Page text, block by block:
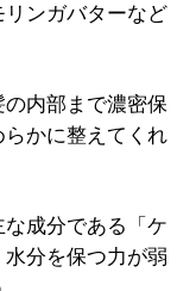
ンガバターなど
内部まで濃密保
かに整えてくれ
成分である「ケ
分を保つ力が弱